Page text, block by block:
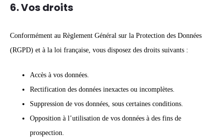
6. Vos droits
Conformément au Règlement Général sur la Protection des Données
(RGPD) et à la loi française, vous disposez des droits suivants :
Accès à vos données.
Rectification des données inexactes ou incomplètes.
Suppression de vos données, sous certaines conditions.
Opposition à l’utilisation de vos données à des fins de
prospection.